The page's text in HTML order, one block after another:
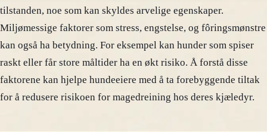
tilstanden, noe som kan skyldes arvelige egenskaper.
Miljømessige faktorer som stress, engstelse, og fôringsmønstre
kan også ha betydning. For eksempel kan hunder som spiser
raskt eller får store måltider ha en økt risiko. Å forstå disse
faktorene kan hjelpe hundeeiere med å ta forebyggende tiltak
for å redusere risikoen for magedreining hos deres kjæledyr.